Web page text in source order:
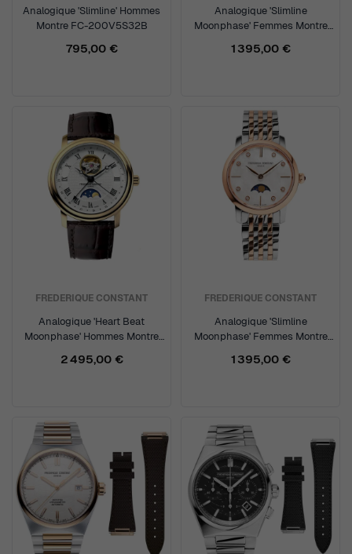
Analogique 'Slimline' Hommes
Montre FC-200V5S32B
795,00 €
Analogique 'Slimline
Moonphase' Femmes Montre
1 395,00 €
FREDERIQUE CONSTANT
Analogique 'Heart Beat
Moonphase' Hommes Montre
2 495,00 €
FREDERIQUE CONSTANT
Analogique 'Slimline
Moonphase' Femmes Montre
1 395,00 €